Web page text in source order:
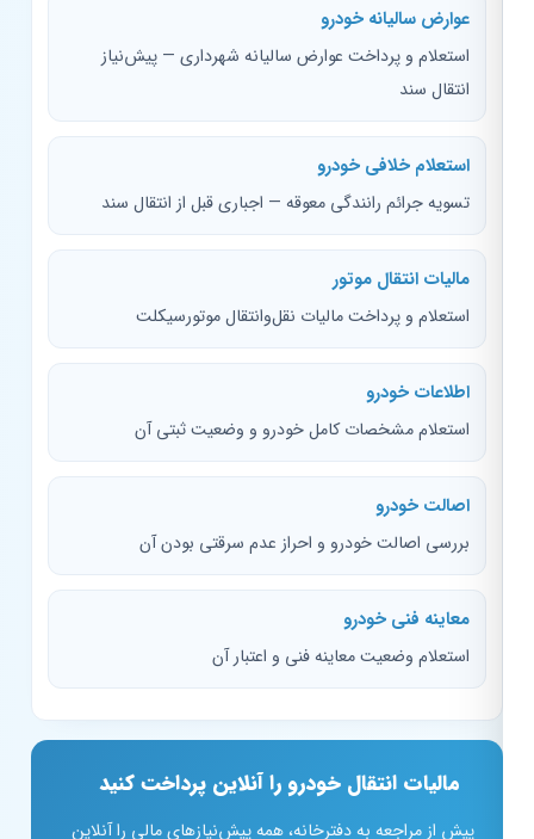
عوارض سالیانه خودرو
استعلام و پرداخت عوارض سالیانه شهرداری — پیش‌نیاز
انتقال سند
استعلام خلافی خودرو
تسویه جرائم رانندگی معوقه — اجباری قبل از انتقال سند
مالیات انتقال موتور
استعلام و پرداخت مالیات نقل‌وانتقال موتورسیکلت
اطلاعات خودرو
استعلام مشخصات کامل خودرو و وضعیت ثبتی آن
اصالت خودرو
بررسی اصالت خودرو و احراز عدم سرقتی بودن آن
معاینه فنی خودرو
استعلام وضعیت معاینه فنی و اعتبار آن
مالیات انتقال خودرو را آنلاین پرداخت کنید
پیش از مراجعه به دفترخانه، همه پیش‌نیازهای مالی را آنلاین